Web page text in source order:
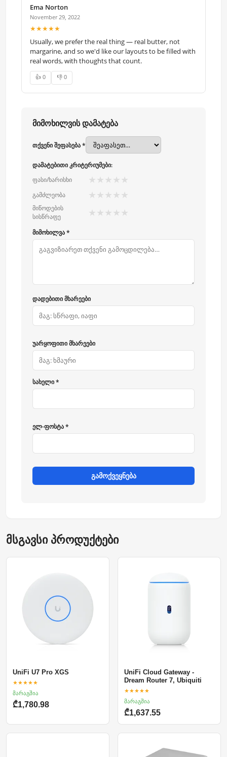
Ema Norton
November 29, 2022
★★★★★
Usually, we prefer the real thing — real butter, not
margarine, and so we'd like our layouts to be filled with
real words, with thoughts that count.
👍 0 👎 0
მიმოხილვის დამატება
თქვენი შეფასება *
დამატებითი კრიტერიუმები:
ფასი/ხარისხი
★ ★ ★ ★ ★
გამძლეობა ★ ★ ★ ★ ★
მიწოდების
სისწრაფე
★ ★ ★ ★ ★
მიმოხილვა *
დადებითი მხარეები
უარყოფითი მხარეები
სახელი *
ელ-ფოსტა *
გამოქვეყნება
მსგავსი პროდუქტები
UniFi U7 Pro XGS
★★★★★
მარაგშია
₾1,780.98
UniFi Cloud Gateway -
Dream Router 7, Ubiquiti
★★★★★
მარაგშია
₾1,637.55